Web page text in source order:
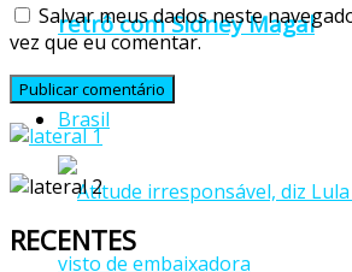
retrô com Sidney Magal
Brasil
Salvar meus dados neste
vez que eu comentar.
RECENTES